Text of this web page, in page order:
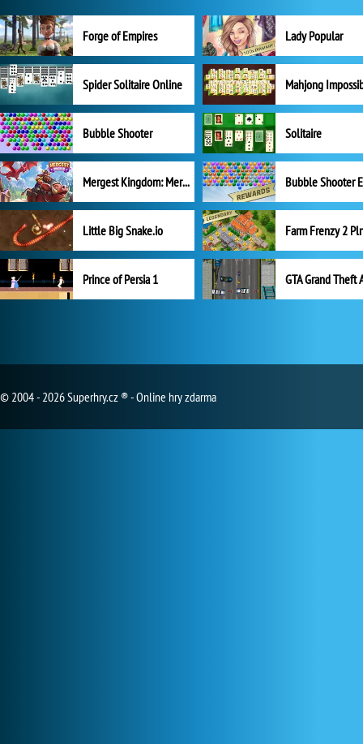
Forge of Empires Lady Popular
Spider Solitaire Online Mahjong
Bubble Shooter Solitaire
Mergest Kingdom: Merge Puzzle
Little Big Snake.io
Prince of Persia 1 GTA Grand Theft
© 2004 - 2026 Superhry.cz ® - Online hry zdarma